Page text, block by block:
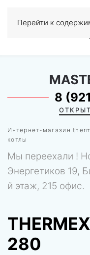
Перейти к
0
Интернет-магазин
котлы
8
Мы переехали !
Энергетиков 19,
й этаж, 215 офис.
280